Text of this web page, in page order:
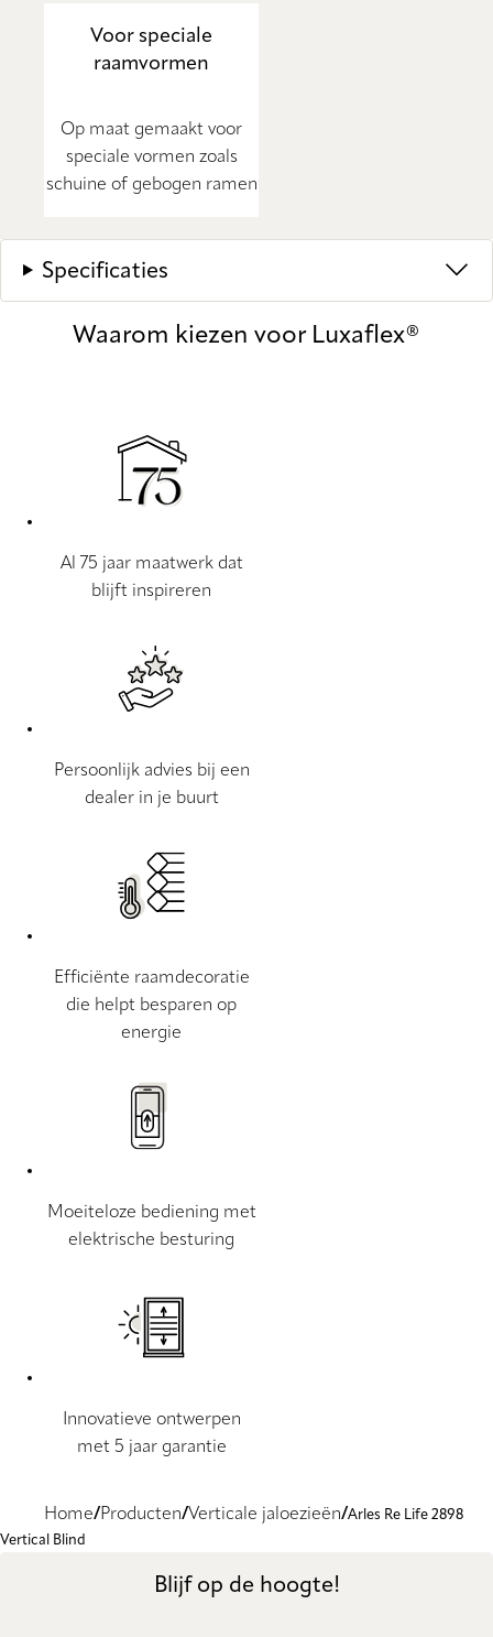
Voor speciale
raamvormen
Op maat gemaakt voor
speciale vormen zoals
schuine of gebogen ramen
Specificaties
Waarom kiezen voor Luxaflex®
Al 75 jaar maatwerk dat
blijft inspireren
Persoonlijk advies bij een
dealer in je buurt
Efficiënte raamdecoratie
die helpt besparen op
energie
Moeiteloze bediening met
elektrische besturing
Innovatieve ontwerpen
met 5 jaar garantie
Home Producten Verticale jaloezieën Arles Re Life 2898
Vertical Blind
Blijf op de hoogte!